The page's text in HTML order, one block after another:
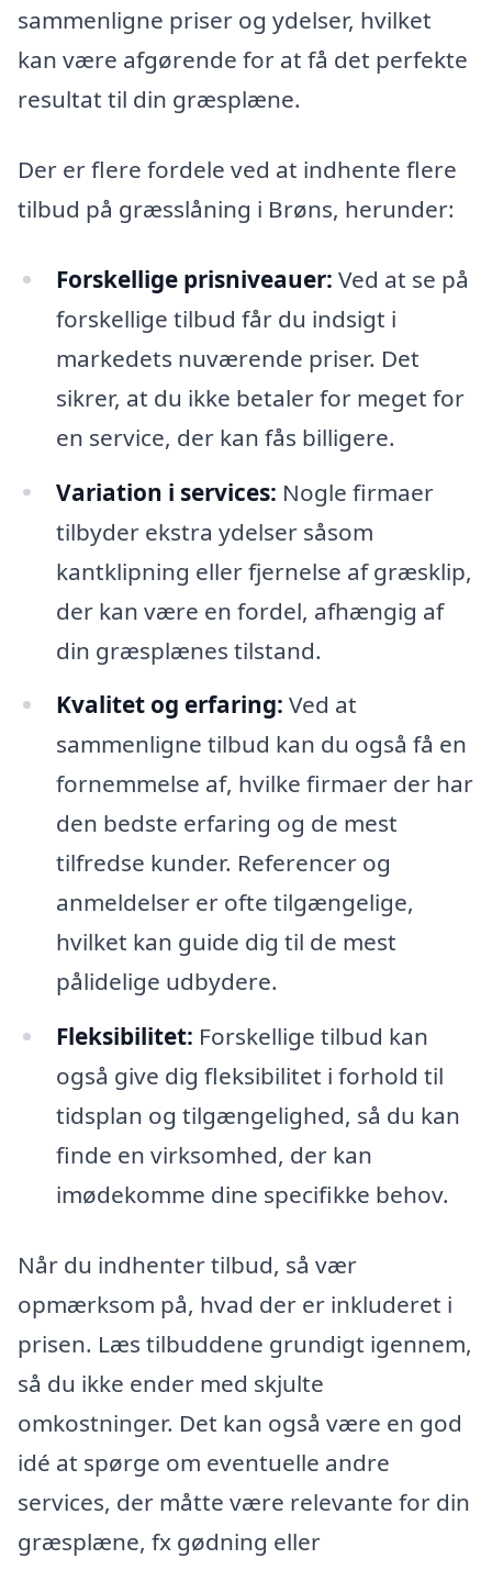
sammenligne priser og ydelser, hvilket
kan være afgørende for at få det perfekte
resultat til din græsplæne.
Der er flere fordele ved at indhente flere
tilbud på græsslåning i Brøns, herunder:
Forskellige prisniveauer: Ved at se på
forskellige tilbud får du indsigt i
markedets nuværende priser. Det
sikrer, at du ikke betaler for meget for
en service, der kan fås billigere.
Variation i services: Nogle firmaer
tilbyder ekstra ydelser såsom
kantklipning eller fjernelse af græsklip,
der kan være en fordel, afhængig af
din græsplænes tilstand.
Kvalitet og erfaring: Ved at
sammenligne tilbud kan du også få en
fornemmelse af, hvilke firmaer der har
den bedste erfaring og de mest
tilfredse kunder. Referencer og
anmeldelser er ofte tilgængelige,
hvilket kan guide dig til de mest
pålidelige udbydere.
Fleksibilitet: Forskellige tilbud kan
også give dig fleksibilitet i forhold til
tidsplan og tilgængelighed, så du kan
finde en virksomhed, der kan
imødekomme dine specifikke behov.
Når du indhenter tilbud, så vær
opmærksom på, hvad der er inkluderet i
prisen. Læs tilbuddene grundigt igennem,
så du ikke ender med skjulte
omkostninger. Det kan også være en god
idé at spørge om eventuelle andre
services, der måtte være relevante for din
græsplæne, fx gødning eller